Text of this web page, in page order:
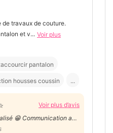
travaux de couture.
et v... Voir plus
pantalon
housses coussin ...
Voir plus d’avis
😁 Communication au
Nadège 😉